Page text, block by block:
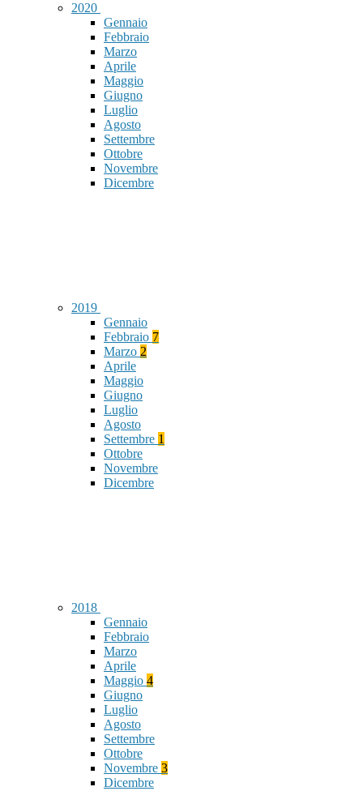
2020
Gennaio
Febbraio
Marzo
Aprile
Maggio
Giugno
Luglio
Agosto
Settembre
Ottobre
Novembre
Dicembre
2019
Gennaio
Febbraio 7
Marzo 2
Aprile
Maggio
Giugno
Luglio
Agosto
Settembre 1
Ottobre
Novembre
Dicembre
2018
Gennaio
Febbraio
Marzo
Aprile
Maggio 4
Giugno
Luglio
Agosto
Settembre
Ottobre
Novembre 3
Dicembre